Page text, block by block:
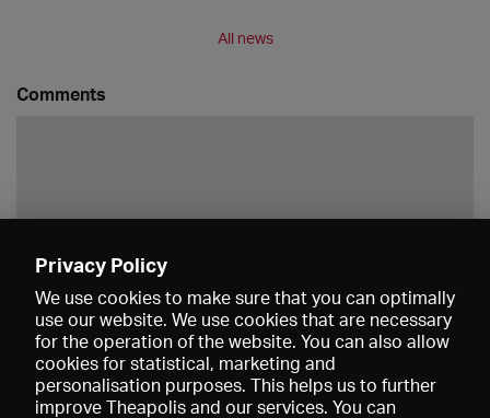
All news
Comments
Privacy Policy
We use cookies to make sure that you can optimally
use our website. We use cookies that are necessary
for the operation of the website. You can also allow
cookies for statistical, marketing and
personalisation purposes. This helps us to further
improve Theapolis and our services. You can